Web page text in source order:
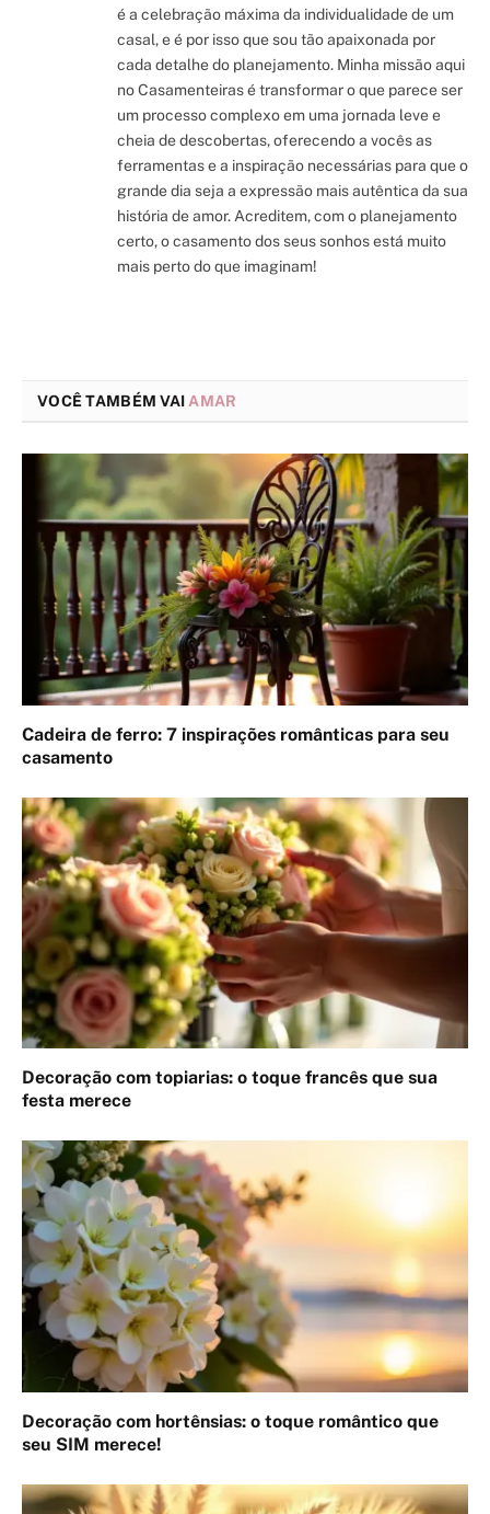
é a celebração máxima da individualidade de um
casal, e é por isso que sou tão apaixonada por
cada detalhe do planejamento. Minha missão aqui
no Casamenteiras é transformar o que parece ser
um processo complexo em uma jornada leve e
cheia de descobertas, oferecendo a vocês as
ferramentas e a inspiração necessárias para que o
grande dia seja a expressão mais autêntica da sua
história de amor. Acreditem, com o planejamento
certo, o casamento dos seus sonhos está muito
mais perto do que imaginam!
VOCÊ TAMBÉM VAIAMAR
Cadeira de ferro: 7 inspirações românticas para seu
casamento
Decoração com topiarias: o toque francês que sua
festa merece
Decoração com hortênsias: o toque romântico que
seu SIM merece!